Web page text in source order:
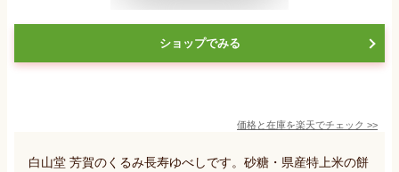
ショップでみる
価格と在庫を楽天でチェック >>
白山堂 芳賀のくるみ長寿ゆべしです。砂糖・県産特上米の餅